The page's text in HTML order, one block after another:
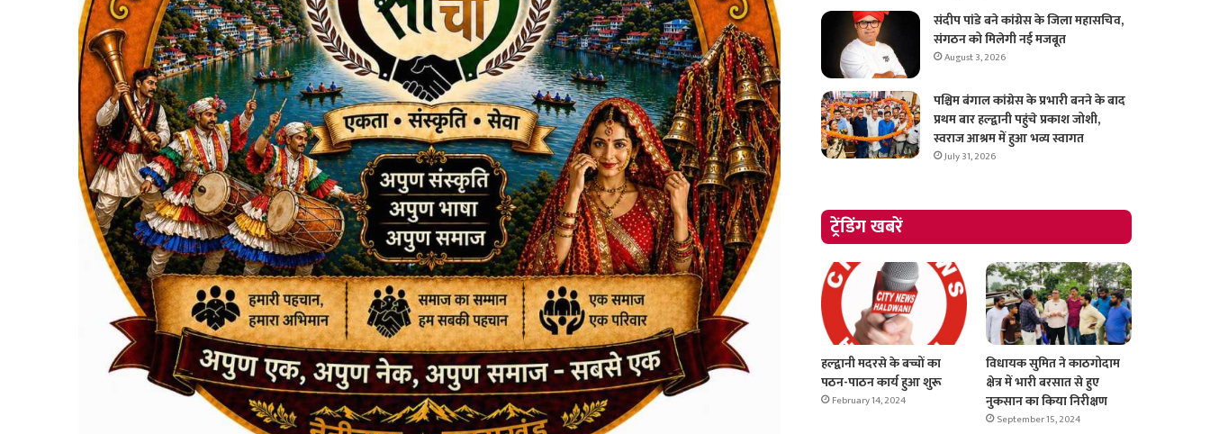
संदीप पांडे बने कांग्रेस के जिला महासचिव,
संगठन को मिलेगी नई मजबूत
August 3, 2026
पश्चिम बंगाल कांग्रेस के प्रभारी बनने के बाद
प्रथम बार हल्द्वानी पहुंचे प्रकाश जोशी,
स्वराज आश्रम में हुआ भव्य स्वागत
July 31, 2026
ट्रेंडिंग खबरें
हल्द्वानी मदरसे के बच्चों का
पठन-पाठन कार्य हुआ शुरू
February 14, 2024
विधायक सुमित ने काठगोदाम
क्षेत्र में भारी बरसात से हुए
नुकसान का किया निरीक्षण
September 15, 2024